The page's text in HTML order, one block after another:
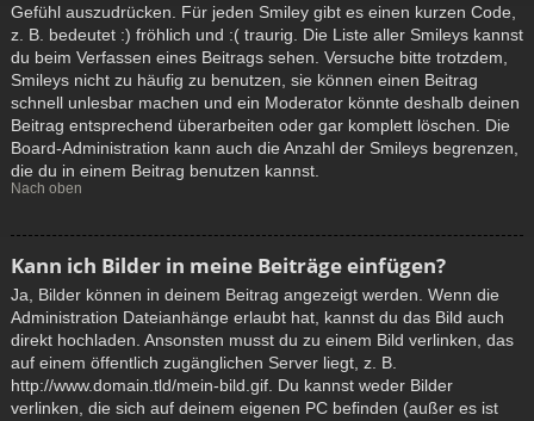
Gefühl auszudrücken. Für jeden Smiley gibt es einen kurzen Code,
z. B. bedeutet :) fröhlich und :( traurig. Die Liste aller Smileys kannst
du beim Verfassen eines Beitrags sehen. Versuche bitte trotzdem,
Smileys nicht zu häufig zu benutzen, sie können einen Beitrag
schnell unlesbar machen und ein Moderator könnte deshalb deinen
Beitrag entsprechend überarbeiten oder gar komplett löschen. Die
Board-Administration kann auch die Anzahl der Smileys begrenzen,
die du in einem Beitrag benutzen kannst.
Nach oben
Kann ich Bilder in meine Beiträge einfügen?
Ja, Bilder können in deinem Beitrag angezeigt werden. Wenn die
Administration Dateianhänge erlaubt hat, kannst du das Bild auch
direkt hochladen. Ansonsten musst du zu einem Bild verlinken, das
auf einem öffentlich zugänglichen Server liegt, z. B.
http://www.domain.tld/mein-bild.gif. Du kannst weder Bilder
verlinken, die sich auf deinem eigenen PC befinden (außer es ist